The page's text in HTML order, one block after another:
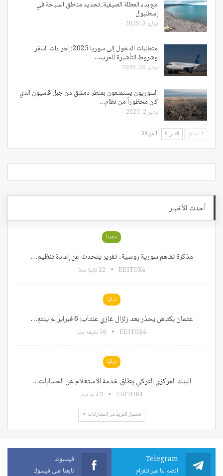
مع بدء العطلة الصيفية..تحديد مناطق السباحة في
إسطنبول
يوليو 3, 2025
متطلبات الدخول إلى سوريا 2025: إجراءات السفر
وشروط التأشيرة للعرب…
يونيو 20, 2025
السوريون يستمتعون بمنظر دمشق من جبل قاسيون الذي
كان محظوراً من نظام…
يناير 2, 2025
السابق التالي 1 من 38
أحدث الأخبار
سوريا
مذكرة تفاهم سورية روسية.. تقرير يتحدث عن إعادة تنظيم…
EDITOR4 12 ثانية منذ
تركيا
عثمان بكتاش يحذر بعد زلزال غازي عنتاب: 6 فبراير لم ينتهِ…
EDITOR4 56 دقيقة منذ
تركيا
البنك المركزي التركي يطلق خدمة الاستعلام عن الحسابات…
EDITOR4 3 أيام منذ
تحميل المزيد من المشاركات
Telegram
انضم لنا عبر تلغرام
فيسبوك
تابعنا على فيسوك